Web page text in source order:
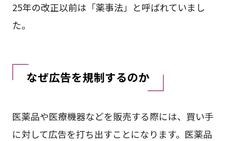
25年の改正以前は「薬事法」と呼ばれていまし
た。
なぜ広告を規制するのか
医薬品や医療機器などを販売する際には、買い手
に対して広告を打ち出すことになります。医薬品